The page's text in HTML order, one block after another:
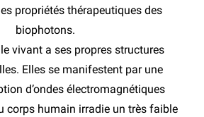
propriétés thérapeutiques des
biophotons.
vivant a ses propres structures
Elles se manifestent par une
d’ondes électromagnétiques
corps humain irradie un très faible